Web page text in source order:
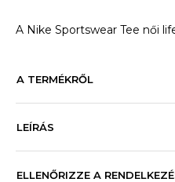
A Nike Sportswear Tee női
A TERMÉKRŐL
LEÍRÁS
ELLENŐRIZZE A